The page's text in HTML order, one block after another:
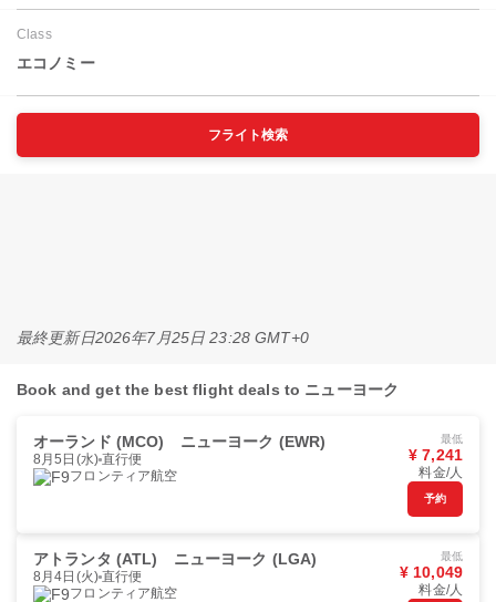
Class
エコノミー
フライト検索
最終更新日2026年7月25日 23:28 GMT+0
Book and get the best flight deals to ニューヨーク
オーランド (MCO) ニューヨーク (EWR)
8月5日(水) 直行便
フロンティア航空
最低
¥ 7,241
料金/人
予約
アトランタ (ATL) ニューヨーク (LGA)
8月4日(火) 直行便
フロンティア航空
最低
¥ 10,049
料金/人